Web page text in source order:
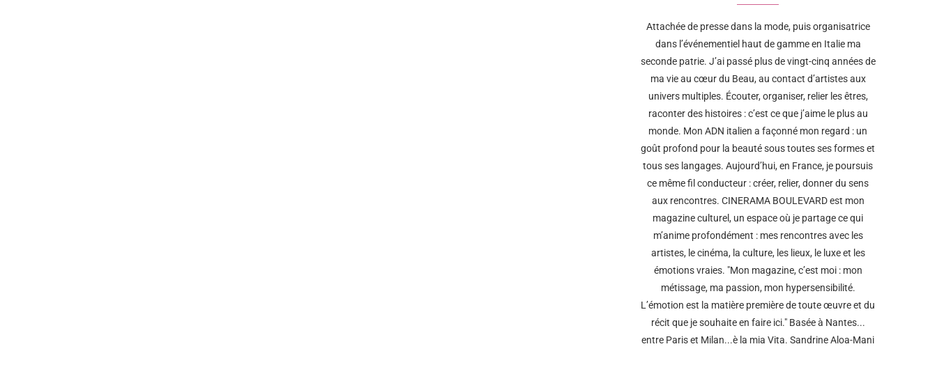
Attachée de presse dans la mode, puis organisatrice
dans l’événementiel haut de gamme en Italie ma
seconde patrie. J’ai passé plus de vingt-cinq années de
ma vie au cœur du Beau, au contact d’artistes aux
univers multiples. Écouter, organiser, relier les êtres,
raconter des histoires : c’est ce que j’aime le plus au
monde. Mon ADN italien a façonné mon regard : un
goût profond pour la beauté sous toutes ses formes et
tous ses langages. Aujourd’hui, en France, je poursuis
ce même fil conducteur : créer, relier, donner du sens
aux rencontres. CINERAMA BOULEVARD est mon
magazine culturel, un espace où je partage ce qui
m’anime profondément : mes rencontres avec les
artistes, le cinéma, la culture, les lieux, le luxe et les
émotions vraies. "Mon magazine, c’est moi : mon
métissage, ma passion, mon hypersensibilité.
L’émotion est la matière première de toute œuvre et du
récit que je souhaite en faire ici." Basée à Nantes...
entre Paris et Milan...è la mia Vita. Sandrine Aloa-Mani